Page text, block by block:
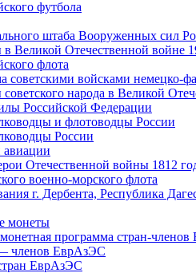
футбола
штаба Вооруженных сил
Великой Отечественной войне
флота
советскими войсками немецко-
народа в Великой
Российской Федерации
и флотоводцы России
России
авиации
Отечественной войны 1812
военно-морского флота
г. Дербента, Республика
монеты
программа стран-
членов ЕврАзЭС
ЕврАзЭС